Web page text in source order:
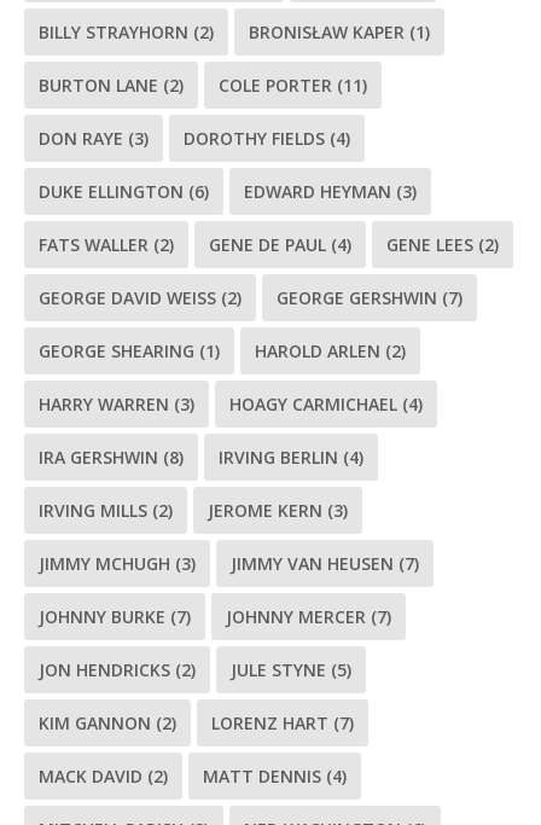
BILLY STRAYHORN (2) BRONISŁAW KAPER (1)
BURTON LANE (2) COLE PORTER (11)
DON RAYE (3) DOROTHY FIELDS (4)
DUKE ELLINGTON (6) EDWARD HEYMAN (3)
FATS WALLER (2) GENE DE PAUL (4) GENE LEES (2)
GEORGE DAVID WEISS (2) GEORGE GERSHWIN (7)
GEORGE SHEARING (1) HAROLD ARLEN (2)
HARRY WARREN (3) HOAGY CARMICHAEL (4)
IRA GERSHWIN (8) IRVING BERLIN (4)
IRVING MILLS (2) JEROME KERN (3)
JIMMY MCHUGH (3) JIMMY VAN HEUSEN (7)
JOHNNY BURKE (7) JOHNNY MERCER (7)
JON HENDRICKS (2) JULE STYNE (5)
KIM GANNON (2) LORENZ HART (7)
MACK DAVID (2) MATT DENNIS (4)